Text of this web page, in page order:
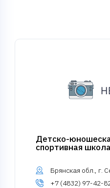
Детско-
спортивная
Брянская обл., г.
+7 (4832) 97-42-